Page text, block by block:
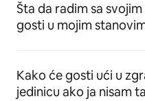
Šta da radim sa
gosti u mojim
Kako će gosti ući u
jedinicu ako ja nisam